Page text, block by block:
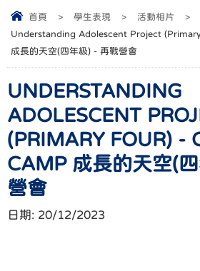
首頁 > 學生表現 > 活動相片
>
Understanding Adolescent Project
成長的天空(四年級) - 再戰營會
UNDERSTANDING
ADOLESCENT
(PRIMARY FOUR) -
CAMP 成長的天空(
營會
日期: 20/12/2023